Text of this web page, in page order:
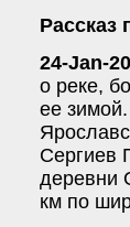
Рассказ
24-Jan-
о реке,
ее
Сергиев
деревни
км по